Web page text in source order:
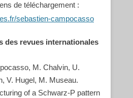
de téléchargement :
sebastien-campocasso
des revues internationales
M. Chalvin, U.
V. Hugel, M. Museau.
of a Schwarz-P pattern